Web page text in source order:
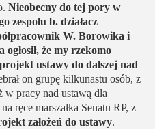
Nieobecny do tej pory w
zespołu b. działacz
W. Borowika i
że my rzekomo
ustawy do dalszej nad
on grupę kilkunastu osób, z
pracy nad ustawą dla
ręce marszałka Senatu RP, z
założeń do ustawy.